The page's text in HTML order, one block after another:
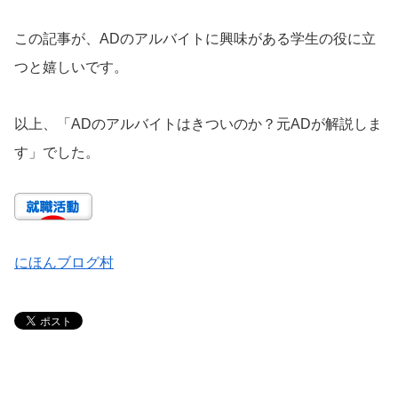
この記事が、ADのアルバイトに興味がある学生の役に立
つと嬉しいです。
以上、「ADのアルバイトはきついのか？元ADが解説しま
す」でした。
にほんブログ村